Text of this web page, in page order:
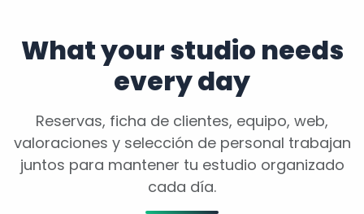
What your studio needs
every day
Reservas, ficha de clientes, equipo, web,
valoraciones y selección de personal trabajan
juntos para mantener tu estudio organizado
cada día.